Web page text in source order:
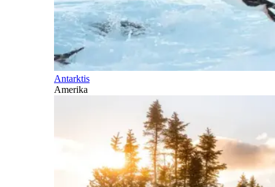
Antarktis
Amerika